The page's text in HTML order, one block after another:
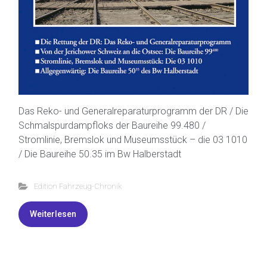
Das Reko- und Generalreparaturprogramm der DR / Die
Schmalspurdampfloks der Baureihe 99.480 /
Stromlinie, Bremslok und Museumsstück – die 03 1010
/ Die Baureihe 50.35 im Bw Halberstadt
Edition Fahrzeug-Chronik
Weiterlesen